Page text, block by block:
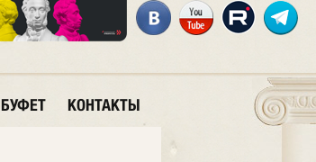
БУФЕТ КОНТАКТЫ